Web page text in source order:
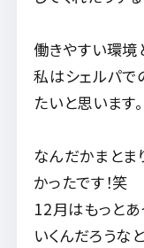
働きやすい環境
私はシェルパで
たいと思います。
なんだかまとま
かったです！笑
12月はもっとあ
いくんだろうな